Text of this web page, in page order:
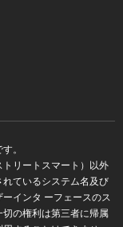
。
リートスマート）以外
ているシステム名及び
インタ ーフェースのス
の権利は第三者に帰属